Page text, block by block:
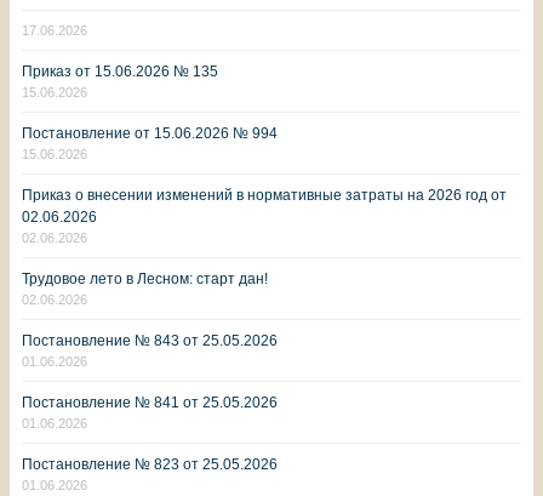
17.06.2026
Приказ от 15.06.2026 № 135
15.06.2026
Постановление от 15.06.2026 № 994
15.06.2026
Приказ о внесении изменений в нормативные затраты на 2026 год от
02.06.2026
02.06.2026
Трудовое лето в Лесном: старт дан!
02.06.2026
Постановление № 843 от 25.05.2026
01.06.2026
Постановление № 841 от 25.05.2026
01.06.2026
Постановление № 823 от 25.05.2026
01.06.2026